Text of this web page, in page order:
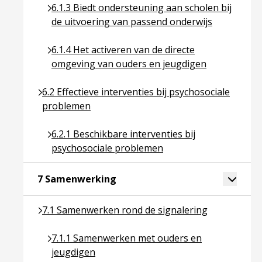
6.1.3 Biedt ondersteuning aan scholen bij
de uitvoering van passend onderwijs
Ga naar pagina over 6.1.3 Biedt ondersteuning
6.1.4 Het activeren van de directe
omgeving van ouders en jeugdigen
Ga naar pagina over 6.1.4 Het activeren van de
6.2 Effectieve interventies bij psychosociale
problemen
Ga naar pagina over 6.2 Effectieve interventies bij
6.2.1 Beschikbare interventies bij
psychosociale problemen
Ga naar pagina over 6.2.1 Beschikbare
7 Samenwerking Ga naar pagina over 7 Toggle
7.1 Samenwerken rond de signalering
Ga naar pagina over 7.1 Samenwerken rond de
7.1.1 Samenwerken met ouders en
jeugdigen
Ga naar pagina over 7.1.1 Samenwerken met